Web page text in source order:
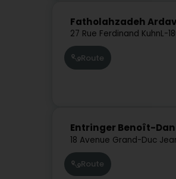
Fatholahzadeh
27 Rue Ferdinand KuhnL-
Route
Entringer Benoît-
18 Avenue Grand-Duc
Route